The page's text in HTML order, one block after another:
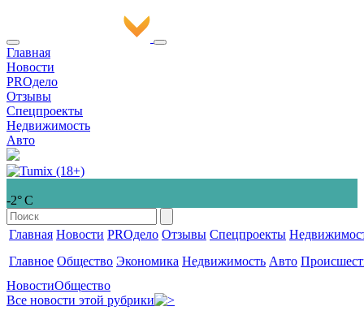
Главная
Новости
PROдело
Отзывы
Спецпроекты
Недвижимость
Авто
-2° С
Главная Новости PROдело Отзывы Спецпроекты
Главное Общество Экономика Недвижимость Авто
НовостиОбщество
Все новости этой рубрики